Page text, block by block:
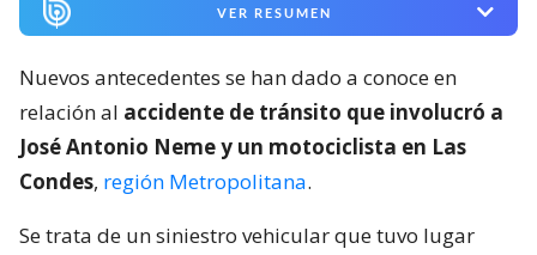
VER RESUMEN
Nuevos antecedentes se han dado a conoce en
relación al accidente de tránsito que involucró a
José Antonio Neme y un motociclista en Las
Condes, región Metropolitana.
Se trata de un siniestro vehicular que tuvo lugar